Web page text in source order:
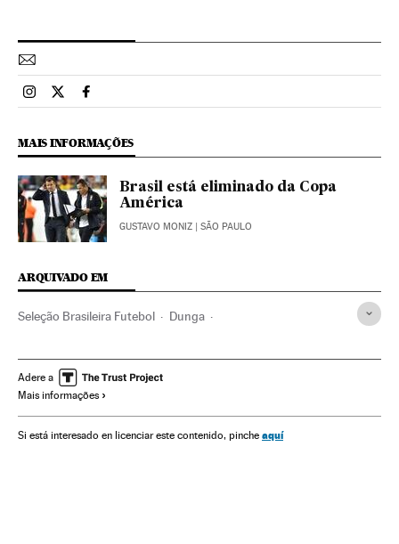
Esportes El País Brasil en Instagram
Esportes El País Brasil en Twitter
Esportes El País Brasil en Facebook
MAIS INFORMAÇÕES
Brasil está eliminado da Copa
América
GUSTAVO MONIZ | SÃO PAULO
ARQUIVADO EM
Seleção Brasileira Futebol Dunga
Seleções esportivas Brasil
América Latina
Copa América Futebol Competições Esportes
Adere a
Mais informações
Si está interesado en licenciar este contenido, pinche aquí